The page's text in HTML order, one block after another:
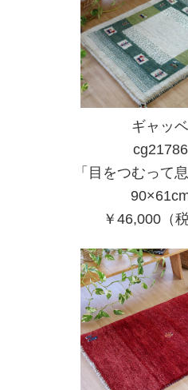
ギャッベ
cg21786
「目をつむって
￥46,000（税